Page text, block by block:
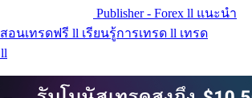
Publisher - Forex ll แนะนำ
อนเทรดฟรี ll เรียนรู้การเทรด ll เทรด